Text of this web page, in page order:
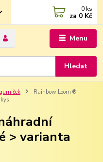
Menu
Hledat
0 ks
za 0 Kč
Rainbow Loom ®
> varianta